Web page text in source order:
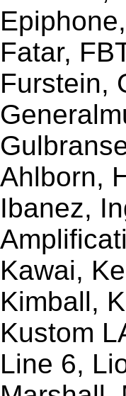
Fatar,
Furstein,
Ahlborn,
Ibanez,
Kawai,
Kimball,
Kustom
Line 6,